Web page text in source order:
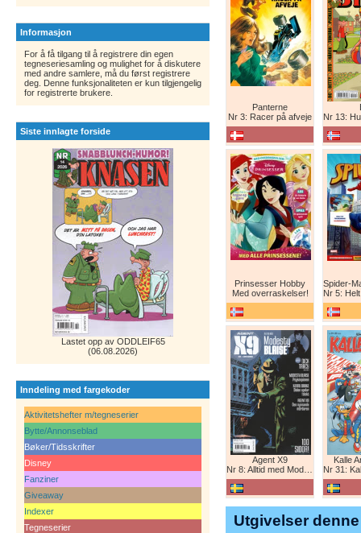
Informasjon
For å få tilgang til å registrere din egen
tegneseriesamling og mulighet for å diskutere
med andre samlere, må du først registrere
deg. Denne funksjonaliteten er kun tilgjengelig
for registrerte brukere.
Siste innlagte forside
Lastet opp av ODDLEIF65
(06.08.2026)
Inndeling med fargekoder
Aktivitetshefter m/tegneserier
Bytte/Annonseblad
Bøker/Tidsskrifter
Disney
Fanziner
Giveaway
Indexer
Tegneserier
Panterne
Nr 3: Racer på afveje
Nr 13: Humor
Prinsesser Hobby
Med overraskelser!
Nr 5: Helt ny
Agent X9
Nr 8: Alltid med Modesty Blaise
Kalle
Nr 31:
Utgivelser